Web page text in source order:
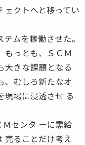
ェクトへと移ってい
ムを稼働させた。
っとも、ＳＣＭ
大きな課題となる
、むしろ新たなオ
現場に浸透させ る
センタ ーに需給
売ることだけ考え